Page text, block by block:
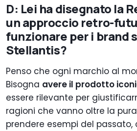
D: Lei ha disegnato la
un approccio retro-
funzionare per i brand
Stellantis?
Penso che ogni marchio al
Bisogna avere il prodotto
essere rilevante per
ragioni che vanno oltre la
prendere esempi del passato,